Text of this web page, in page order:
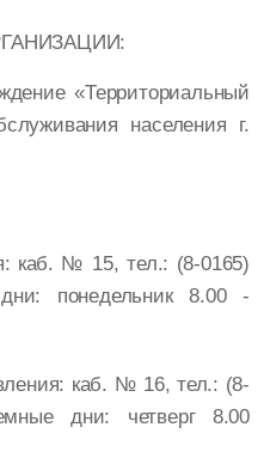
«Территориальный
населения г.
каб. № 15, тел.: (8-0165)
понедельник 8.00 -
каб. № 16, тел.: (8-
дни: четверг 8.00